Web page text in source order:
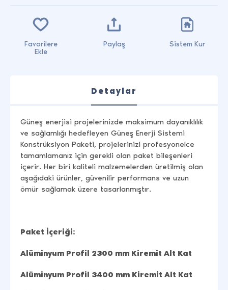
Favorilere
Ekle
Paylaş Sistem Kur
Detaylar
Güneş enerjisi projelerinizde maksimum dayanıklılık
ve sağlamlığı hedefleyen Güneş Enerji Sistemi
Konstrüksiyon Paketi, projelerinizi profesyonelce
tamamlamanız için gerekli olan paket bileşenleri
içerir. Her biri kaliteli malzemelerden üretilmiş olan
aşağıdaki ürünler, güvenilir performans ve uzun
ömür sağlamak üzere tasarlanmıştır.
Paket İçeriği:
Alüminyum Profil 2300 mm Kiremit Alt Kat
Alüminyum Profil 3400 mm Kiremit Alt Kat